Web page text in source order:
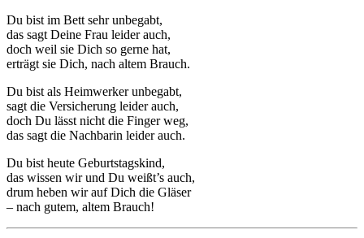
Du bist im Bett sehr unbegabt,
das sagt Deine Frau leider auch,
doch weil sie Dich so gerne hat,
erträgt sie Dich, nach altem Brauch.
Du bist als Heimwerker unbegabt,
sagt die Versicherung leider auch,
doch Du lässt nicht die Finger weg,
das sagt die Nachbarin leider auch.
Du bist heute Geburtstagskind,
das wissen wir und Du weißt’s auch,
drum heben wir auf Dich die Gläser
– nach gutem, altem Brauch!